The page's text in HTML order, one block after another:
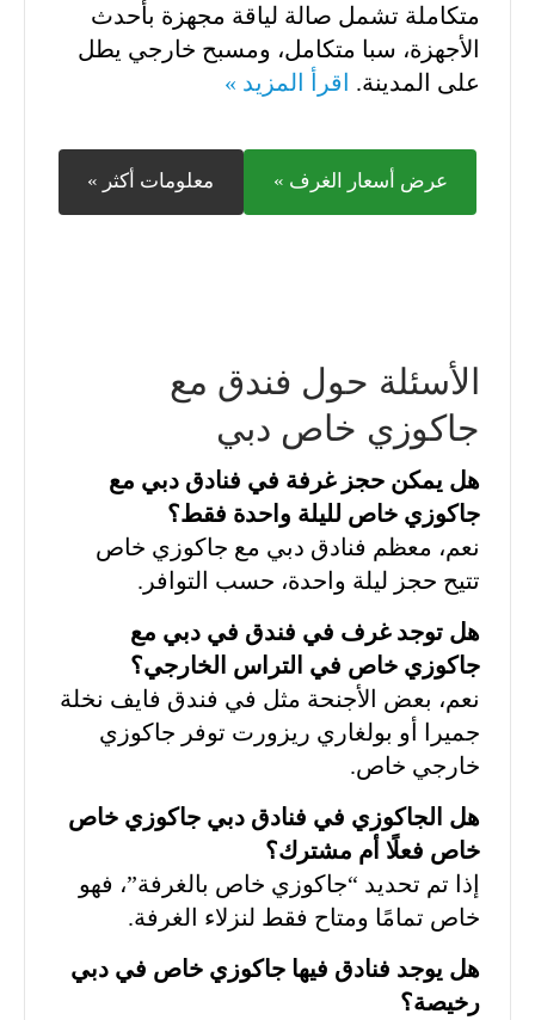
متكاملة تشمل صالة لياقة مجهزة بأحدث
الأجهزة، سبا متكامل، ومسبح خارجي يطل
على المدينة.
اقرأ المزيد »
عرض أسعار الغرف » معلومات أكثر »
الأسئلة حول فندق مع
جاكوزي خاص دبي
هل يمكن حجز غرفة في فنادق دبي مع
جاكوزي خاص لليلة واحدة فقط؟
نعم، معظم فنادق دبي مع جاكوزي خاص
تتيح حجز ليلة واحدة، حسب التوافر.
هل توجد غرف في فندق في دبي مع
جاكوزي خاص في التراس الخارجي؟
نعم، بعض الأجنحة مثل في فندق فايف نخلة
جميرا أو بولغاري ريزورت توفر جاكوزي
خارجي خاص.
هل الجاكوزي في فنادق دبي جاكوزي خاص
خاص فعلًا أم مشترك؟
إذا تم تحديد “جاكوزي خاص بالغرفة”، فهو
خاص تمامًا ومتاح فقط لنزلاء الغرفة.
هل يوجد فنادق فيها جاكوزي خاص في دبي
رخيصة؟